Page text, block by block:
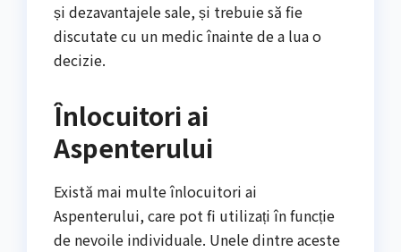
și dezavantajele sale, și trebuie să fie
discutate cu un medic înainte de a lua o
decizie.
Înlocuitori ai
Aspenterului
Există mai multe înlocuitori ai
Aspenterului, care pot fi utilizați în funcție
de nevoile individuale. Unele dintre aceste